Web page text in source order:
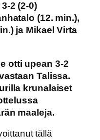
2 (2-0)
(12. min.),
ja Mikael Virta
otti upean 3-2
Talissa.
krunalaiset
maaleja.
tällä